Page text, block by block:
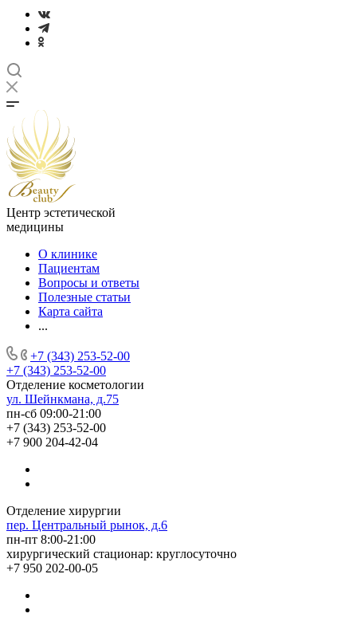
Центр эстетической
медицины
О клинике
Пациентам
Вопросы и ответы
Полезные статьи
Карта сайта
...
+7 (343) 253-52-00
+7 (343) 253-52-00
Отделение косметологии
ул. Шейнкмана, д.75
пн-сб 09:00-21:00
+7 (343) 253-52-00
+7 900 204-42-04
Отделение хирургии
пер. Центральный рынок, д.6
пн-пт 8:00-21:00
хирургический стационар: круглосуточно
+7 950 202-00-05